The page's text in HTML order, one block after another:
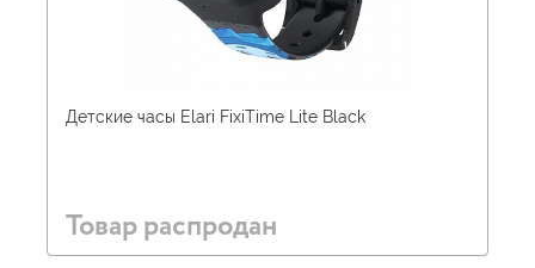
Детские часы Elari FixiTime Lite Black
Товар распродан